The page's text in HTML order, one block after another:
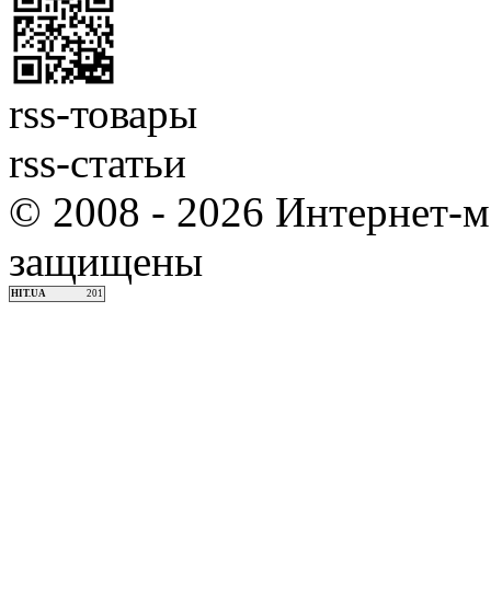
rss-товары
rss-статьи
© 2008 - 2026 Интернет-
защищены
HIT.UA 201